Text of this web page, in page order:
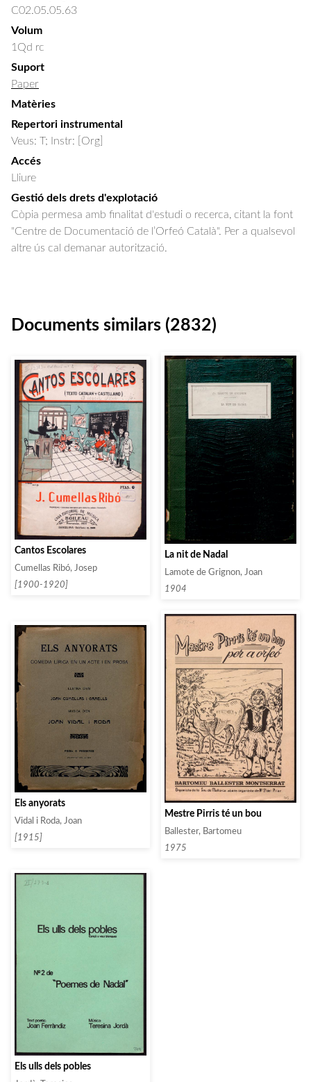
C02.05.05.63
Volum
1Qd rc
Suport
Paper
Matèries
Repertori instrumental
Veus: T; Instr: [Org]
Accés
Lliure
Gestió dels drets d'explotació
Còpia permesa amb finalitat d'estudi o recerca, citant la font
"Centre de Documentació de l’Orfeó Català". Per a qualsevol
altre ús cal demanar autorització.
Documents similars (2832)
Cantos Escolares
Cumellas Ribó, Josep
[1900-1920]
La nit de Nadal
Lamote de Grignon, Joan
1904
Els anyorats
Vidal i Roda, Joan
[1915]
Mestre Pirris té un bou
Ballester, Bartomeu
1975
Els ulls dels pobles